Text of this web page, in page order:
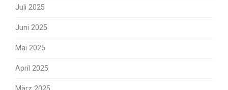
Juli 2025
Juni 2025
Mai 2025
April 2025